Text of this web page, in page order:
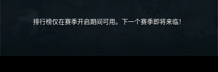
排行榜仅在赛季开启期间可用。下一个赛季即将来临！